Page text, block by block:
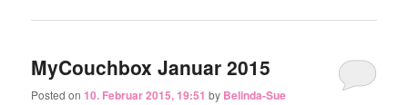
MyCouchbox Januar 2015
Posted on10. Februar 2015, 19:51 by Belinda-Sue